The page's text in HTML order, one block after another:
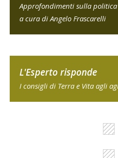
Approfondimenti sulla
a cura di Angelo Frascarelli
L'Esperto risponde
I consigli di Terra e Vita agli